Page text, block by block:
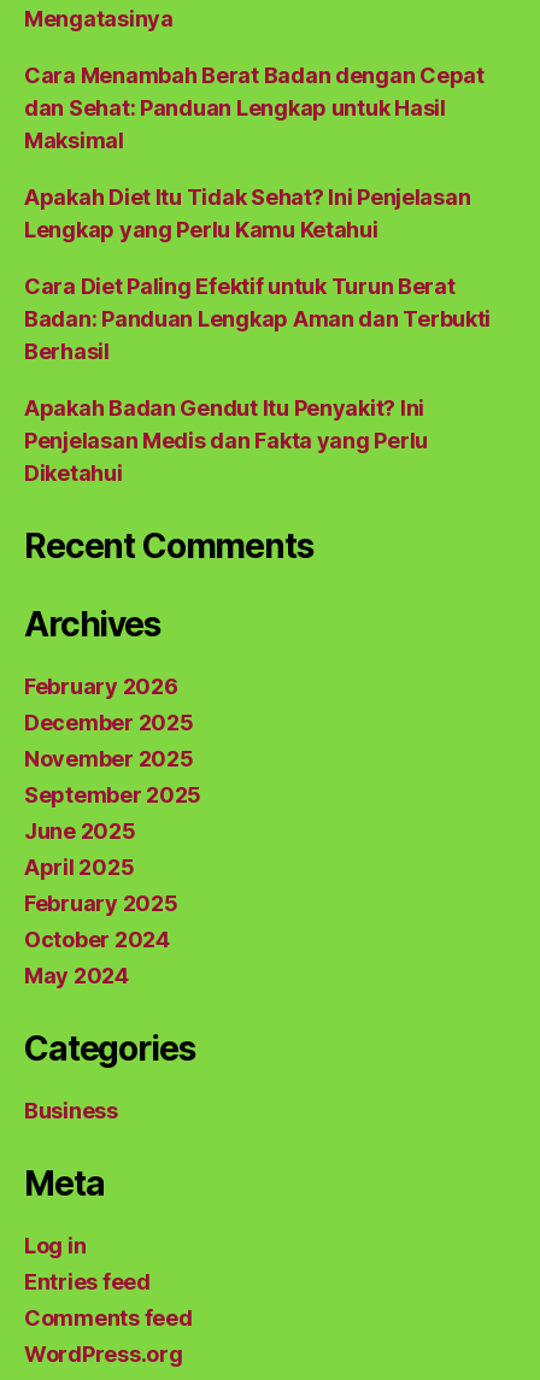
Mengatasinya
Cara Menambah Berat Badan dengan Cepat
dan Sehat: Panduan Lengkap untuk Hasil
Maksimal
Apakah Diet Itu Tidak Sehat? Ini Penjelasan
Lengkap yang Perlu Kamu Ketahui
Cara Diet Paling Efektif untuk Turun Berat
Badan: Panduan Lengkap Aman dan Terbukti
Berhasil
Apakah Badan Gendut Itu Penyakit? Ini
Penjelasan Medis dan Fakta yang Perlu
Diketahui
Recent Comments
Archives
February 2026
December 2025
November 2025
September 2025
June 2025
April 2025
February 2025
October 2024
May 2024
Categories
Business
Meta
Log in
Entries feed
Comments feed
WordPress.org